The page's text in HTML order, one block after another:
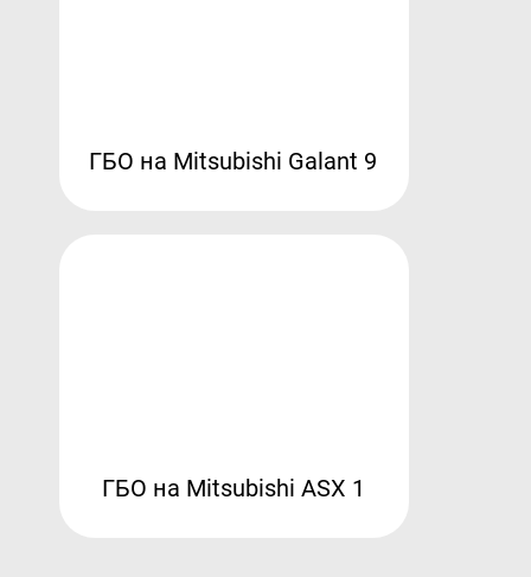
ГБО на Mitsubishi Galant 9
ГБО на Mitsubishi ASX 1